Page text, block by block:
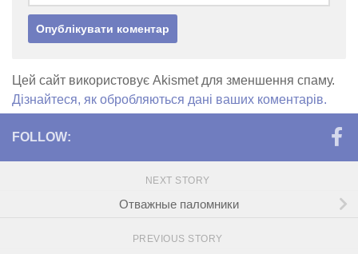
Цей сайт використовує Akismet для зменшення спаму.
Дізнайтеся, як обробляються дані ваших коментарів.
FOLLOW:
NEXT STORY
Отважные паломники
PREVIOUS STORY